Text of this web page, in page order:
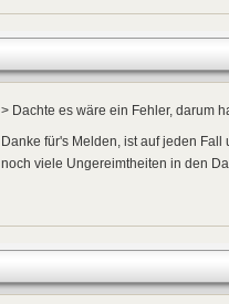
> Dachte es wäre ein Fehler, darum
Danke für's Melden, ist auf jeden
noch viele Ungereimtheiten in den